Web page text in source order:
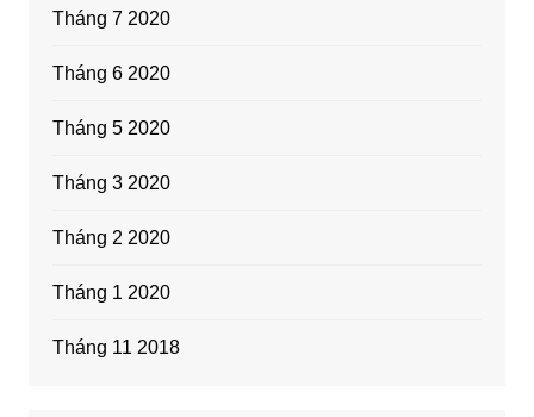
Tháng 7 2020
Tháng 6 2020
Tháng 5 2020
Tháng 3 2020
Tháng 2 2020
Tháng 1 2020
Tháng 11 2018